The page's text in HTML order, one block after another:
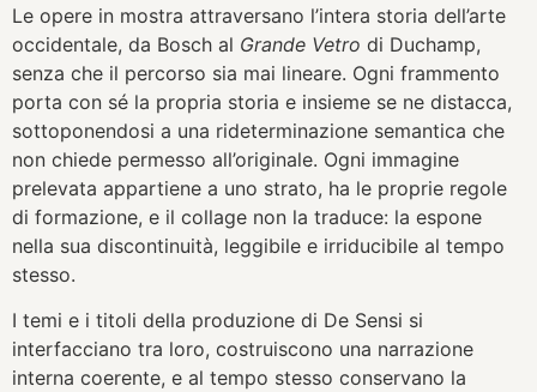
Le opere in mostra attraversano l’intera storia dell’arte
occidentale, da Bosch al Grande Vetro di Duchamp,
senza che il percorso sia mai lineare. Ogni frammento
porta con sé la propria storia e insieme se ne distacca,
sottoponendosi a una rideterminazione semantica che
non chiede permesso all’originale. Ogni immagine
prelevata appartiene a uno strato, ha le proprie regole
di formazione, e il collage non la traduce: la espone
nella sua discontinuità, leggibile e irriducibile al tempo
stesso.
I temi e i titoli della produzione di De Sensi si
interfacciano tra loro, costruiscono una narrazione
interna coerente, e al tempo stesso conservano la